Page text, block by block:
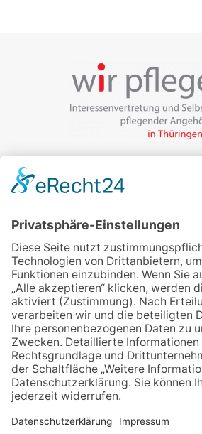
Veranstalter:
wir pflegen in Thüringen e.V.
99085 Erfurt
Email schreiben
Uns unterstützen / Spenden
Alle Termine
Übersichtskarte
Veranstaltung anmelden